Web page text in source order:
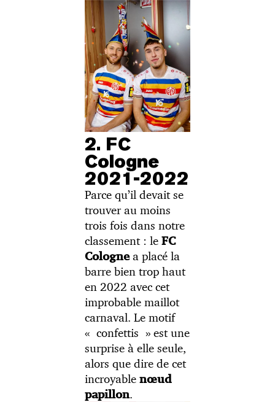
2. FC
Cologne
2021-2022
Parce qu’il devait se
trouver au moins
trois fois dans notre
classement : le FC
Colognea placé la
barre bien trop haut
en 2022 avec cet
improbable maillot
carnaval. Le motif
« confettis » est une
surprise à elle seule,
alors que dire de cet
incroyable nœud
papillon.